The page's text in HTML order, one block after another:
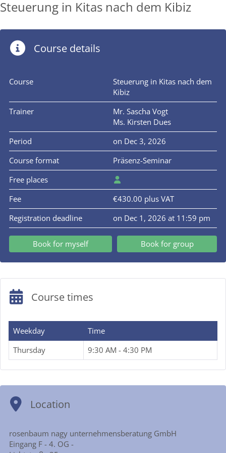
Steuerung in Kitas nach dem Kibiz
Course details
Course
Steuerung in Kitas nach dem
Kibiz
Trainer
Mr. Sascha Vogt
Ms. Kirsten Dues
Period
on Dec 3, 2026
Course format
Präsenz-Seminar
Free places
Fee
€430.00 plus VAT
Registration deadline
on Dec 1, 2026 at 11:59 pm
Book for myself Book for group
Course times
Weekday
Time
Thursday
9:30 AM - 4:30 PM
Location
rosenbaum nagy unternehmensberatung GmbH
Eingang F - 4. OG -